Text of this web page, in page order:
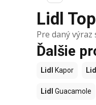
Lidl
Pre daný výraz
Ďalšie
Lidl Kapor Lidl
Lidl Guacamole